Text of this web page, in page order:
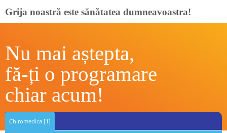
Grija noastră este sănătatea dumneavoastra!
Nu mai aștepta,
fă-ți o programare
chiar acum!